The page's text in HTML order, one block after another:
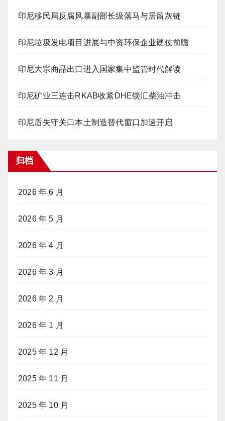
印尼移民局反腐风暴副部长级落马与居留灰链
印尼垃圾发电项目进展与中资环保企业硬仗前瞻
印尼大宗商品出口进入国家集中监管时代解读
印尼矿业三连击RKAB收紧DHE锁汇柴油冲击
印尼盾失守关口本土制造替代窗口加速开启
归档
2026 年 6 月
2026 年 5 月
2026 年 4 月
2026 年 3 月
2026 年 2 月
2026 年 1 月
2025 年 12 月
2025 年 11 月
2025 年 10 月